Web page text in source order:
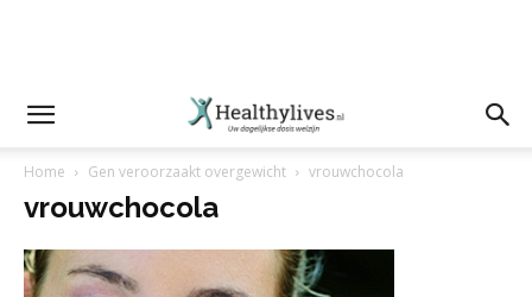
Home Gen veroorzaakt overgewicht vrouwchocola
vrouwchocola